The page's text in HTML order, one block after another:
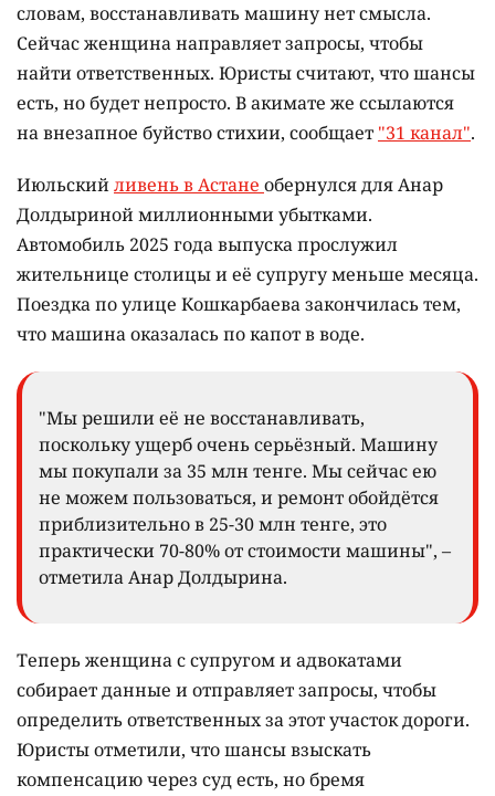
словам, восстанавливать машину нет смысла.
Сейчас женщина направляет запросы, чтобы
найти ответственных. Юристы считают, что шансы
есть, но будет непросто. В акимате же ссылаются
на внезапное буйство стихии, сообщает "31 канал".
Июльскийливень в Астане обернулся для Анар
Долдыриной миллионными убытками.
Автомобиль 2025 года выпуска прослужил
жительнице столицы и её супругу меньше месяца.
Поездка по улице Кошкарбаева закончилась тем,
что машина оказалась по капот в воде.
"Мы решили её не восстанавливать,
поскольку ущерб очень серьёзный. Машину
мы покупали за 35 млн тенге. Мы сейчас ею
не можем пользоваться, и ремонт обойдётся
приблизительно в 25-30 млн тенге, это
практически 70-80% от стоимости машины", –
отметила Анар Долдырина.
Теперь женщина с супругом и адвокатами
собирает данные и отправляет запросы, чтобы
определить ответственных за этот участок дороги.
Юристы отметили, что шансы взыскать
компенсацию через суд есть, но бремя